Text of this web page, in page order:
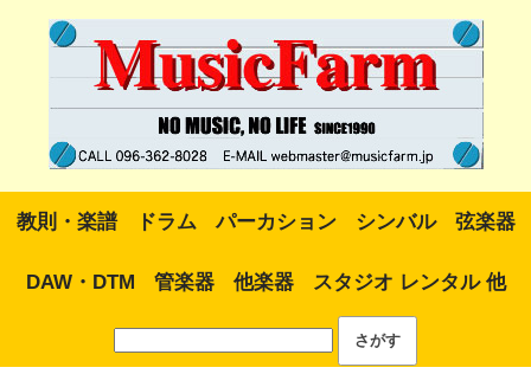
教則・楽譜 ドラム パーカション シンバル 弦楽器
DAW・DTM 管楽器 他楽器 スタジオ レンタル 他